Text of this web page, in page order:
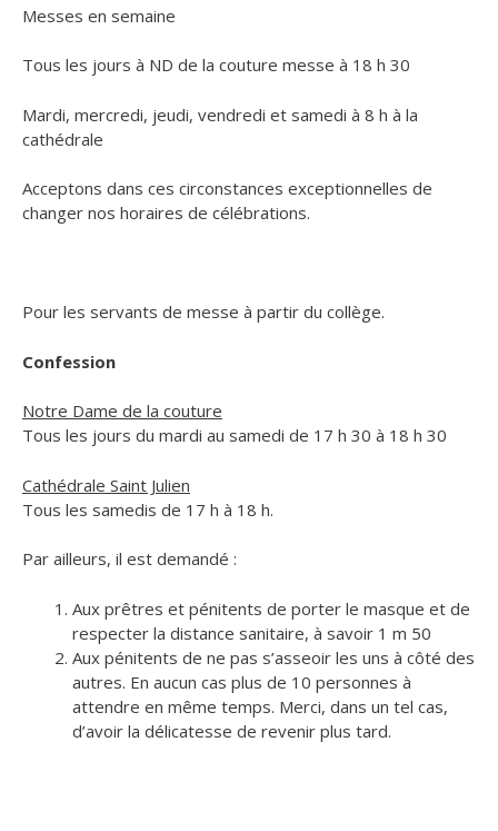
Messes en semaine
Tous les jours à ND de la couture messe à 18 h 30
Mardi, mercredi, jeudi, vendredi et samedi à 8 h à la
cathédrale
Acceptons dans ces circonstances exceptionnelles de
changer nos horaires de célébrations.
Pour les servants de messe à partir du collège.
Confession
Notre Dame de la couture
Tous les jours du mardi au samedi de 17 h 30 à 18 h 30
Cathédrale Saint Julien
Tous les samedis de 17 h à 18 h.
Par ailleurs, il est demandé :
Aux prêtres et pénitents de porter le masque et de
respecter la distance sanitaire, à savoir 1 m 50
Aux pénitents de ne pas s’asseoir les uns à côté des
autres. En aucun cas plus de 10 personnes à
attendre en même temps. Merci, dans un tel cas,
d’avoir la délicatesse de revenir plus tard.